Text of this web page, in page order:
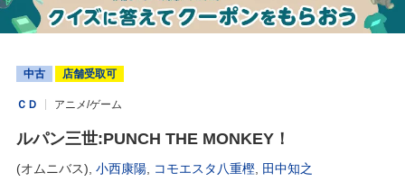
中古 店舗受取可
ＣＤ アニメ/ゲーム
ルパン三世:PUNCH THE MONKEY！
(オムニバス), 小西康陽 コモエスタ八重樫 田中知之